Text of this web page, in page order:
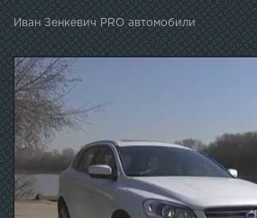
Иван Зенкевич PRO автомобили